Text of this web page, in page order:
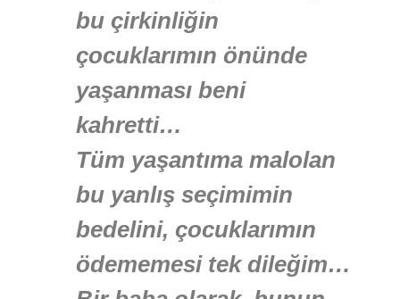
bu çirkinliğin
çocuklarımın önünde
yaşanması beni
kahretti…
Tüm yaşantıma malolan
bu yanlış seçimimin
bedelini, çocuklarımın
ödememesi tek dileğim…